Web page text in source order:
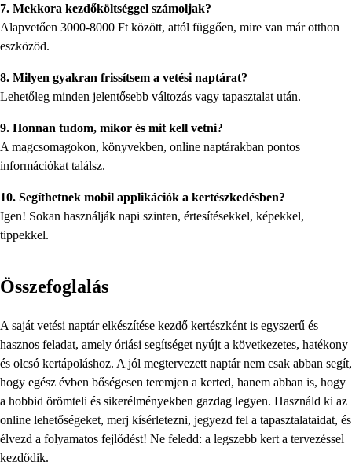
7. Mekkora kezdőköltséggel számoljak?
Alapvetően 3000-8000 Ft között, attól függően, mire van már otthon
eszközöd.
8. Milyen gyakran frissítsem a vetési naptárat?
Lehetőleg minden jelentősebb változás vagy tapasztalat után.
9. Honnan tudom, mikor és mit kell vetni?
A magcsomagokon, könyvekben, online naptárakban pontos
információkat találsz.
10. Segíthetnek mobil applikációk a kertészkedésben?
Igen! Sokan használják napi szinten, értesítésekkel, képekkel,
tippekkel.
Összefoglalás
A saját vetési naptár elkészítése kezdő kertészként is egyszerű és
hasznos feladat, amely óriási segítséget nyújt a következetes, hatékony
és olcsó kertápoláshoz. A jól megtervezett naptár nem csak abban segít,
hogy egész évben bőségesen teremjen a kerted, hanem abban is, hogy
a hobbid örömteli és sikerélményekben gazdag legyen. Használd ki az
online lehetőségeket, merj kísérletezni, jegyezd fel a tapasztalataidat, és
élvezd a folyamatos fejlődést! Ne feledd: a legszebb kert a tervezéssel
kezdődik.